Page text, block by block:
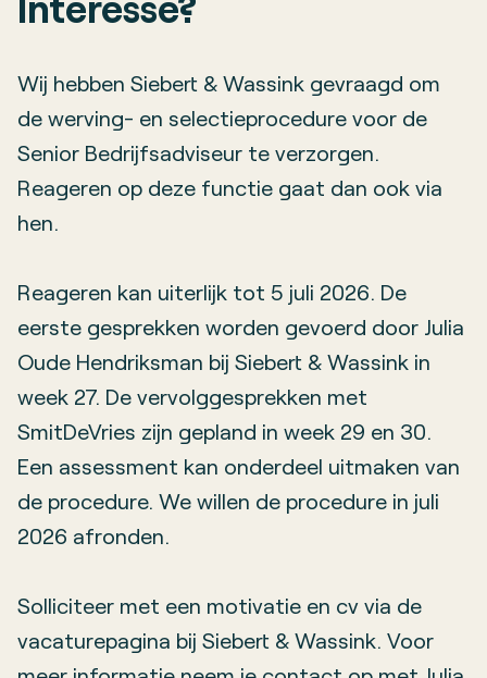
Wij hebben Siebert & Wassink gevraagd om
de werving- en selectieprocedure voor de
Senior Bedrijfsadviseur te verzorgen.
Reageren op deze functie gaat dan ook via
hen.
Reageren kan uiterlijk tot 5 juli 2026. De
eerste gesprekken worden gevoerd door Julia
Oude Hendriksman bij Siebert & Wassink in
week 27. De vervolggesprekken met
SmitDeVries zijn gepland in week 29 en 30.
Een assessment kan onderdeel uitmaken van
de procedure. We willen de procedure in juli
2026 afronden.
Solliciteer met een motivatie en cv via de
vacaturepagina bij Siebert & Wassink. Voor